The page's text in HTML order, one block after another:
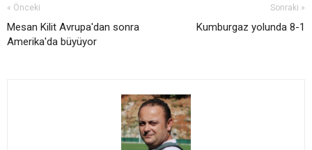
« Önceki
Mesan Kilit Avrupa'dan sonra
Amerika'da büyüyor
Sonraki »
Kumburgaz yolunda 8-1